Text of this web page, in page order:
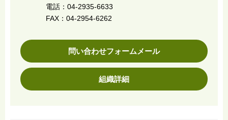
電話：04-2935-6633
FAX：04-2954-6262
問い合わせフォームメール
組織詳細